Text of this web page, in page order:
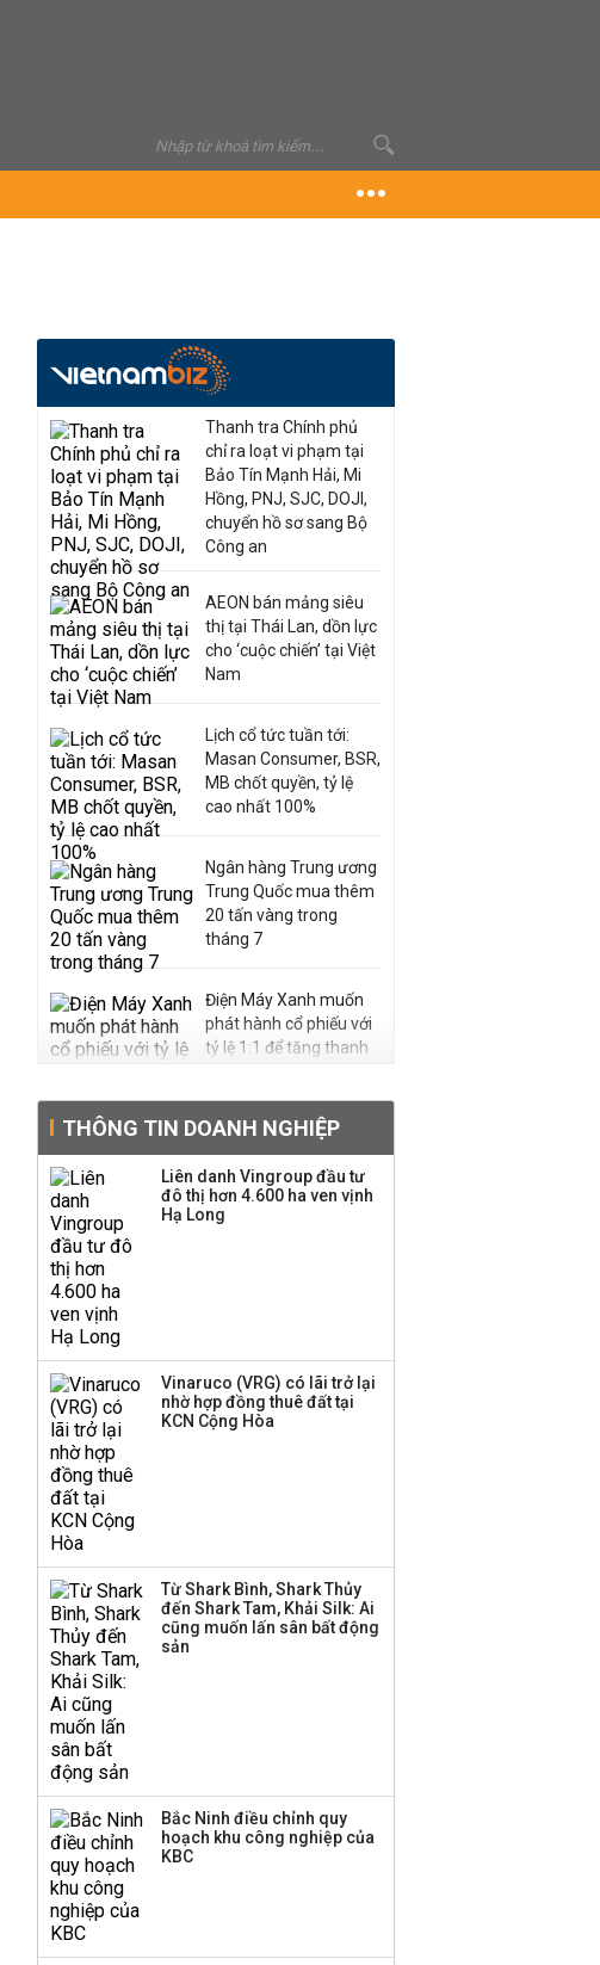
Thanh tra Chính phủ
chỉ ra loạt vi phạm tại
Bảo Tín Mạnh Hải, Mi
Hồng, PNJ, SJC, DOJI,
chuyển hồ sơ sang Bộ
Công an
AEON bán mảng siêu
thị tại Thái Lan, dồn lực
cho ‘cuộc chiến’ tại Việt
Nam
Lịch cổ tức tuần tới:
Masan Consumer, BSR,
MB chốt quyền, tỷ lệ
cao nhất 100%
Ngân hàng Trung ương
Trung Quốc mua thêm
20 tấn vàng trong
tháng 7
Điện Máy Xanh muốn
phát hành cổ phiếu với
tỷ lệ 1:1 để tăng thanh
Sau nhịp điều chỉnh
mạnh, CTCK nhìn thấy
cơ hội ở nhóm cổ phiếu
nào?
hàng
TOP 10 ngân hàng lãi
Công ty 100 tỷ của
Huấn Hoa Hồng bỗng
dưng ‘biến mất’, một
THÔNG TIN DOANH NGHIỆP
Liên danh Vingroup đầu tư
đô thị hơn 4.600 ha ven vịnh
Hạ Long
Vinaruco (VRG) có lãi trở lại
nhờ hợp đồng thuê đất tại
KCN Cộng Hòa
Từ Shark Bình, Shark Thủy
đến Shark Tam, Khải Silk: Ai
cũng muốn lấn sân bất động
sản
Bắc Ninh điều chỉnh quy
hoạch khu công nghiệp của
KBC